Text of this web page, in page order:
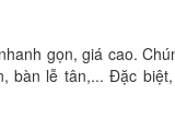
gọn, giá cao.
bàn lễ tân,... Đặc